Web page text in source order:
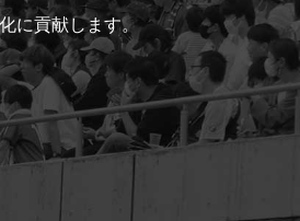
に貢献します。